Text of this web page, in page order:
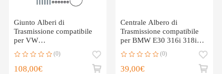
Giunto Alberi di
Trasmissione compatibile
per VW
2017-2019 1K0521307
(0)
108,00€
Centrale Albero di
Trasmissione compatibile
per BMW E30 316i 318i
26121226723
(0)
39,00€